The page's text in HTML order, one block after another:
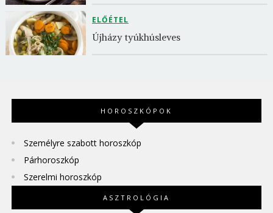
ELŐÉTEL
Újházy tyúkhúsleves
HOROSZKÓPOK
Személyre szabott horoszkóp
Párhoroszkóp
Szerelmi horoszkóp
ASZTROLÓGIA